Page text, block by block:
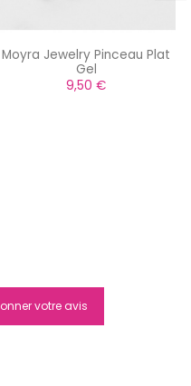
Moyra Jewelry Pinceau Plat
Gel
9,50 €
votre avis